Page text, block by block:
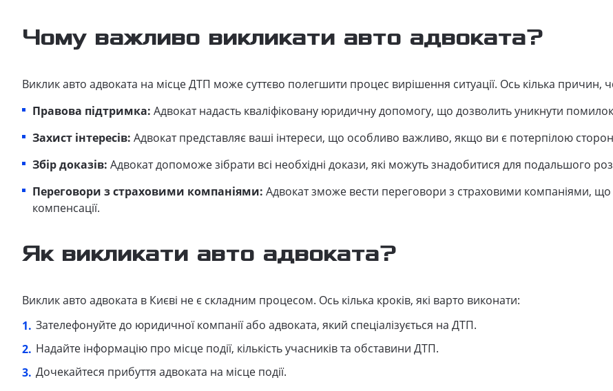
Чому важливо викликати авто адвоката?
Виклик авто адвоката на місце ДТП може суттєво полегшити процес вирішення ситуації. Ось кілька причин,
Правова підтримка: Адвокат надасть кваліфіковану юридичну допомогу, що дозволить уникнути помилок
Захист інтересів: Адвокат представляє ваші інтереси, що особливо важливо, якщо ви є потерпілою
Збір доказів: Адвокат допоможе зібрати всі необхідні докази, які можуть знадобитися для подальшого
Переговори з страховими компаніями: Адвокат зможе вести переговори з страховими компаніями,
компенсації.
Як викликати авто адвоката?
Виклик авто адвоката в Києві не є складним процесом. Ось кілька кроків, які варто виконати:
Зателефонуйте до юридичної компанії або адвоката, який спеціалізується на ДТП.
Надайте інформацію про місце події, кількість учасників та обставини ДТП.
Дочекайтеся прибуття адвоката на місце події.